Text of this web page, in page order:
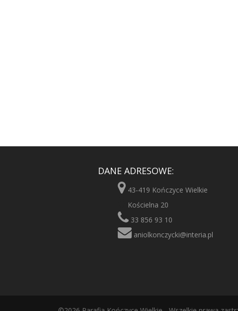
DANE ADRESOWE:
43-419 Kończyce Wielkie
Kościelna 20
33 856 93 10
aniolkonczycki@interia.pl